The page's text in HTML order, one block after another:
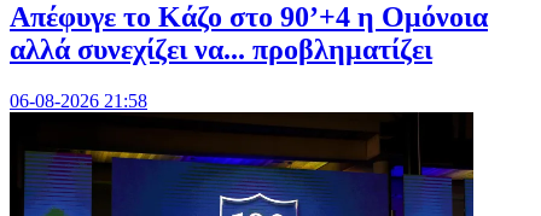
Απέφυγε το Κάζο στο 90’+4 η Ομόνοια
αλλά συνεχίζει να... προβληματίζει
06-08-2026 21:58